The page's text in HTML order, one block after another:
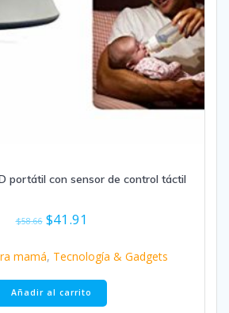
portátil con sensor de control táctil
$58.66 El
original
era:
$58.66.
$41.91
actual
es:
$41.91.
mamá, Tecnología & Gadgets
Añadir al carrito